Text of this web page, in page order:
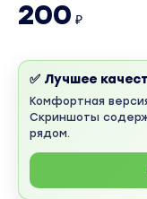
200 ₽
✅ Лучшее
Комфортная
Скриншоты
рядом.